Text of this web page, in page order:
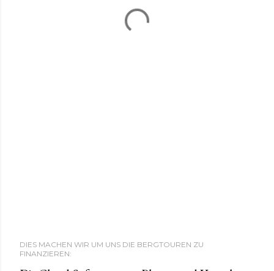
DIES MACHEN WIR UM UNS DIE BERGTOUREN ZU
FINANZIEREN: